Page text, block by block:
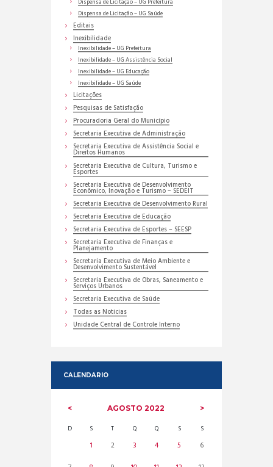
Dispensa de Licitação – UG Prefeitura
Dispensa de Licitação – UG Saúde
Editais
Inexibilidade
Inexibilidade – UG Prefeitura
Inexibilidade – UG Assistência Social
Inexibilidade – UG Educação
Inexibilidade – UG Saúde
Licitações
Pesquisas de Satisfação
Procuradoria Geral do Município
Secretaria Executiva de Administração
Secretaria Executiva de Assistência Social e
Direitos Humanos
Secretaria Executiva de Cultura, Turismo e
Esportes
Secretaria Executiva de Desenvolvimento
Econômico, Inovação e Turismo – SEDEIT
Secretaria Executiva de Desenvolvimento Rural
Secretaria Executiva de Educação
Secretaria Executiva de Esportes – SEESP
Secretaria Executiva de Finanças e
Planejamento
Secretaria Executiva de Meio Ambiente e
Desenvolvimento Sustentável
Secretaria Executiva de Obras, Saneamento e
Serviços Urbanos
Secretaria Executiva de Saúde
Todas as Noticias
Unidade Central de Controle Interno
CALENDARIO
AGOSTO 2022
D S T Q Q S S
1 2 3 4 5
6